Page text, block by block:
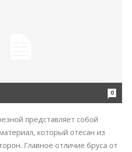
0
представляет собой
который отесан из
Главное отличие бруса от